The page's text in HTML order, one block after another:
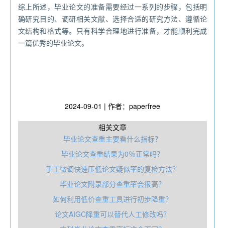
综上所述，毕业论文的准备需要经过一系列的步骤，包括明
确研究目的、调研相关文献、选择合适的研究方法、遵循论
文结构和格式等。只有科学合理地进行准备，才能顺利完成
一篇优秀的毕业论文。
2024-09-01 | 作者：paperfree
相关文章
毕业论文查重主要看什么指标？
毕业论文查重结果为0％正常吗？
手工微调快速压低论文疑似率的复检方法？
毕业论文附录部分查重率会很高？
如何利用低价查重工具进行初步降重？
论文AIGC降重可以替代人工修改吗？